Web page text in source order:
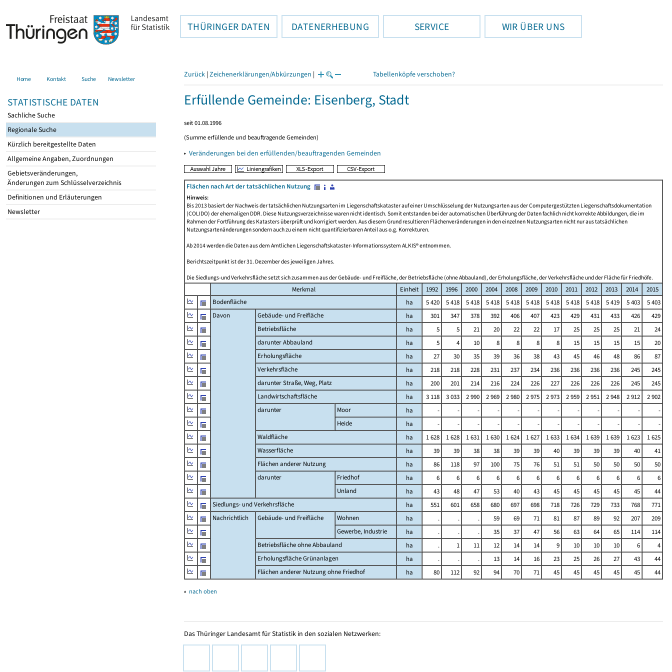
THÜRINGER DATEN DATENERHEBUNG SERVICE WIR ÜBER UNS
Home Kontakt Suche Newsletter
STATISTISCHE DATEN
Sachliche Suche
Regionale Suche
Kürzlich bereitgestellte Daten
Allgemeine Angaben, Zuordnungen
Gebietsveränderungen,
Änderungen zum Schlüsselverzeichnis
Definitionen und Erläuterungen
Newsletter
Zurück | Zeichenerklärungen/Abkürzungen | Tabellenköpfe verschoben?
Erfüllende Gemeinde: Eisenberg, Stadt
seit 01.08.1996
(Summe erfüllende und beauftragende Gemeinden)
▸ Veränderungen bei den erfüllenden/beauftragenden Gemeinden
Flächen nach Art der tatsächlichen Nutzung
Hinweis:
Bis 2013 basiert der Nachweis der tatsächlichen Nutzungsarten im Liegenschaftskataster auf einer Umschlüsselung der Nutzungsarten aus der Computergestützten Liegenschaftsdokumentation
(COLIDO) der ehemaligen DDR. Diese Nutzungsverzeichnisse waren nicht identisch. Somit entstanden bei der automatischen Überführung der Daten fachlich nicht korrekte Abbildungen, die im
Rahmen der Fortführung des Katasters überprüft und korrigiert werden. Aus diesem Grund resultieren Flächenveränderungen in den einzelnen Nutzungsarten nicht nur aus tatsächlichen
Nutzungsartenänderungen sondern auch zu einem nicht quantifizierbaren Anteil aus o.g. Korrekturen.
Ab 2014 werden die Daten aus dem Amtlichen Liegenschaftskataster-Informationssystem ALKIS® entnommen.
Berichtszeitpunkt ist der 31. Dezember des jeweiligen Jahres.
Die Siedlungs-und Verkehrsfläche setzt sich zusammen aus der Gebäude- und Freifläche, der Betriebsfläche (ohne Abbauland), der Erholungsfläche, der Verkehrsfläche und der Fläche für Friedhöfe.
Merkmal Einheit 1992 1996 2000 2004 2008 2009 2010 2011 2012 2013 2014
2015
Bodenfläche
ha 5 420 5 418 5 418 5 418 5 418 5 418 5 418 5 418 5 418 5 419 5 403
5 403
Davon
Gebäude- und Freifläche ha 301 347 378 392 406 407 423 429 431 433 426
429
Betriebsfläche
ha 5 5 21 20 22 22 17 25 25 25 21
24
darunter Abbauland
ha 5 4 10 8 8 8 8 15 15 15 15
20
Erholungsfläche
ha 27 30 35 39 36 38 43 45 46 48 86
87
Verkehrsfläche
ha 218 218 228 231 237 234 236 236 236 236 245
245
darunter Straße, Weg, Platz
ha 200 201 214 216 224 226 227 226 226 226 245
245
Landwirtschaftsfläche
ha 3 118 3 033 2 990 2 969 2 980 2 975 2 973 2 959 2 951 2 948 2 912
2 902
darunter
Moor ha - - - - - - - - - - -
-
Heide
ha - - - - - - - - - - -
-
Waldfläche
ha 1 628 1 628 1 631 1 630 1 624 1 627 1 633 1 634 1 639 1 639 1 623
1 625
Wasserfläche
ha 39 39 38 38 39 39 40 39 39 39 40
41
Flächen anderer Nutzung
ha 86 118 97 100 75 76 51 51 50 50 50
50
darunter
Friedhof ha 6 6 6 6 6 6 6 6 6 6 6
6
Unland
ha 43 48 47 53 40 43 45 45 45 45 45
44
Siedlungs- und Verkehrsfläche
ha 551 601 658 680 697 698 718 726 729 733 768
771
Nachrichtlich
Gebäude- und Freifläche Wohnen ha . . . 59 69 71 81 87 89 92 207
209
Gewerbe, Industrie
ha . . . 35 37 47 56 63 64 65 114
114
Betriebsfläche ohne Abbauland
ha . 1 11 12 14 14 9 10 10 10 6
4
Erholungsfläche Grünanlagen
ha . . . 13 14 16 23 25 26 27 43
44
Flächen anderer Nutzung ohne Friedhof
ha 80 112 92 94 70 71 45 45 45 45 45 44
▴ nach oben
Das Thüringer Landesamt für Statistik in den sozialen Netzwerken: